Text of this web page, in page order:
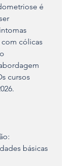
é
cólicas
cursos
básicas